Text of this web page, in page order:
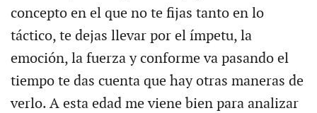
concepto en el que no te fijas tanto en lo
táctico, te dejas llevar por el ímpetu, la
emoción, la fuerza y conforme va pasando el
tiempo te das cuenta que hay otras maneras de
verlo. A esta edad me viene bien para analizar